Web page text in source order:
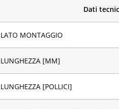
Dati
LATO MONTAGGIO
LUNGHEZZA [MM]
LUNGHEZZA [POLLICI]